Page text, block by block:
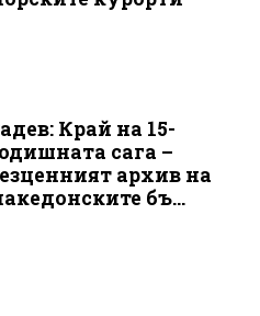
Край на 15-
сага –
архив на
бъ...